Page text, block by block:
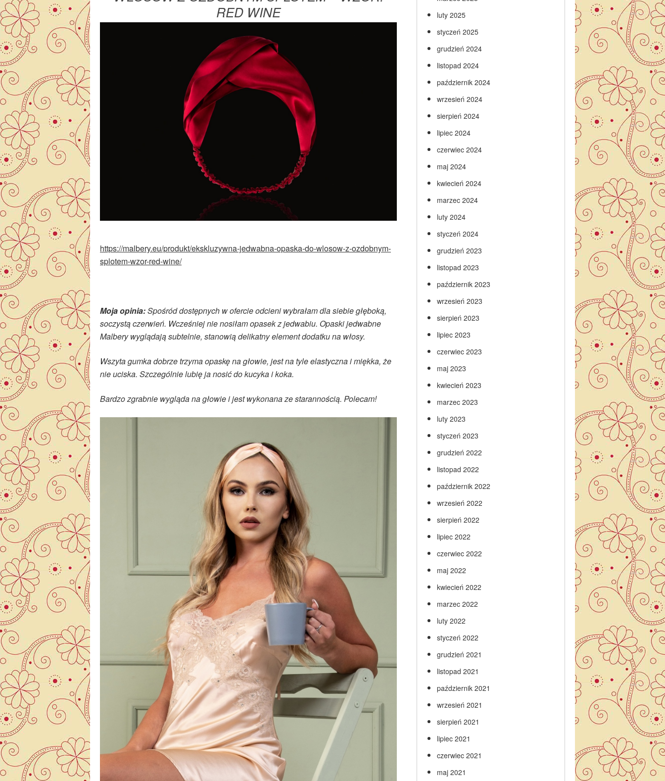
RED WINE
https://malbery.eu/produkt/ekskluzywna-jedwabna-opaska-do-wlosow-z-ozdobnym-
splotem-wzor-red-wine/
Moja opinia:Spośród dostępnych w ofercie odcieni wybrałam dla siebie głęboką,
soczystą czerwień. Wcześniej nie nosiłam opasek z jedwabiu. Opaski jedwabne
Malbery wyglądają subtelnie, stanowią delikatny element dodatku na włosy.
Wszyta gumka dobrze trzyma opaskę na głowie, jest na tyle elastyczna i miękka, że
nie uciska. Szczególnie lubię ja nosić do kucyka i koka.
Bardzo zgrabnie wygląda na głowie i jest wykonana ze starannością. Polecam!
luty 2025
styczeń 2025
grudzień 2024
listopad 2024
październik 2024
wrzesień 2024
sierpień 2024
lipiec 2024
czerwiec 2024
maj 2024
kwiecień 2024
marzec 2024
luty 2024
styczeń 2024
grudzień 2023
listopad 2023
październik 2023
wrzesień 2023
sierpień 2023
lipiec 2023
czerwiec 2023
maj 2023
kwiecień 2023
marzec 2023
luty 2023
styczeń 2023
grudzień 2022
listopad 2022
październik 2022
wrzesień 2022
sierpień 2022
lipiec 2022
czerwiec 2022
maj 2022
kwiecień 2022
marzec 2022
luty 2022
styczeń 2022
grudzień 2021
listopad 2021
październik 2021
wrzesień 2021
sierpień 2021
lipiec 2021
czerwiec 2021
maj 2021